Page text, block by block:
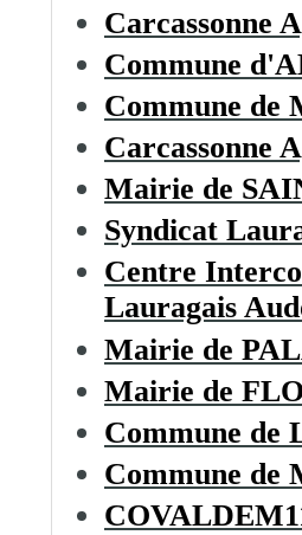
Carcassonne
Commune
Commune
Carcassonne
Mairie de
Syndicat
Centre
Lauragais
Mairie de
Mairie de
Commune de
Commune de